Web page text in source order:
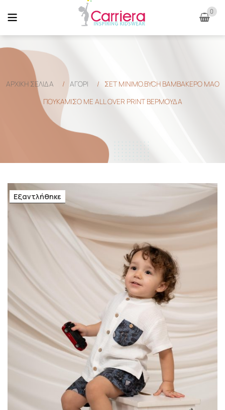
0
ΑΡΧΙΚΉ ΣΕΛΊΔΑ / ΑΓΟΡΙ /
ΣΕΤ MINIMO.BYCH ΒΑΜΒΑΚΕΡΟ ΜΑΟ
ΠΟΥΚΑΜΙΣΟ ΜΕ ALL OVER PRINT ΒΕΡΜΟΥΔΑ
Εξαντλήθηκε